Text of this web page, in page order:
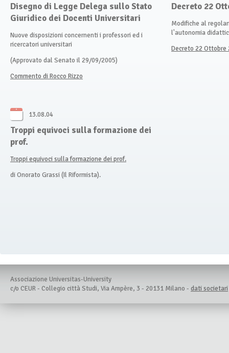
Disegno di Legge Delega sullo Stato
Giuridico dei Docenti Universitari
Nuove disposizioni concernenti i professori ed i
ricercatori universitari
(Approvato dal Senato il 29/09/2005)
Commento di Rocco Rizzo
Decreto 22
Modifiche al
l'autonomia
Decreto 22 Ottobre
13.08.04
Troppi equivoci sulla formazione dei
prof.
Troppi equivoci sulla formazione dei prof.
di Onorato Grassi (Il Riformista).
Associazione Universitas-University
c/o CEUR - Collegio città Studi, Via Ampère, 3 - 20131 Milano - dati societari